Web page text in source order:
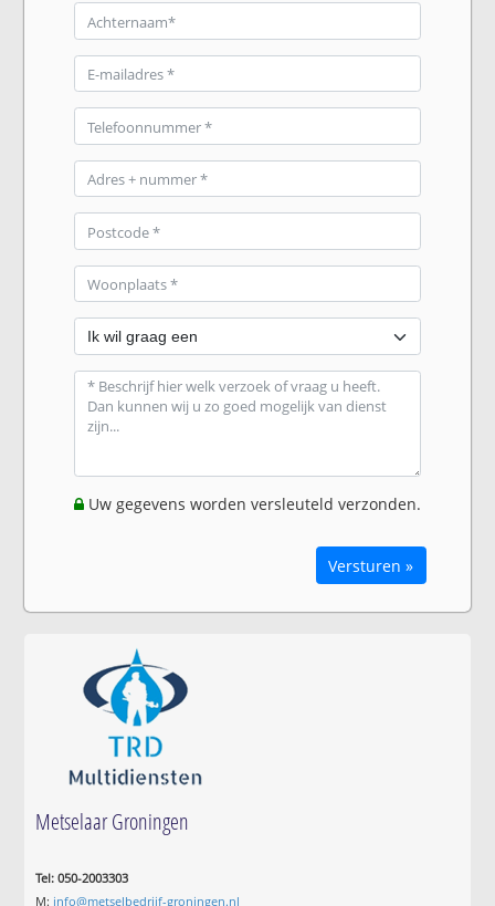
Uw gegevens worden versleuteld verzonden.
Versturen »
Metselaar Groningen
Tel: 050-2003303
M: info@metselbedrijf-groningen.nl